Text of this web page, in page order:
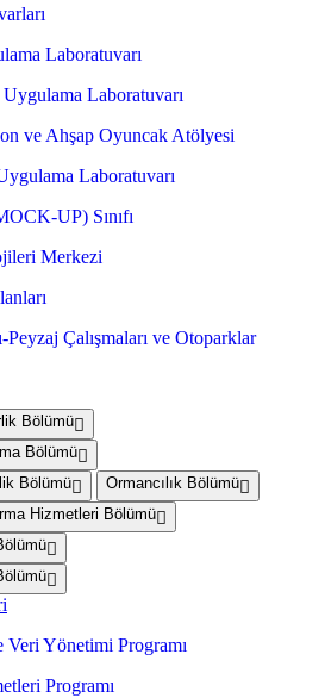
Laboratuvarı
Laboratuvarı
ve Ahşap Oyuncak Atölyesi
Laboratuvarı
UP) Sınıfı
Merkezi
Çalışmaları ve Otoparklar
Bölümü
Bölümü
Bölümü
Ormancılık Bölümü
Hizmetleri Bölümü
Yönetimi Programı
Programı